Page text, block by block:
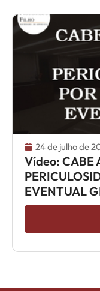
24 de julho de
Vídeo: CABE
EVENTUAL